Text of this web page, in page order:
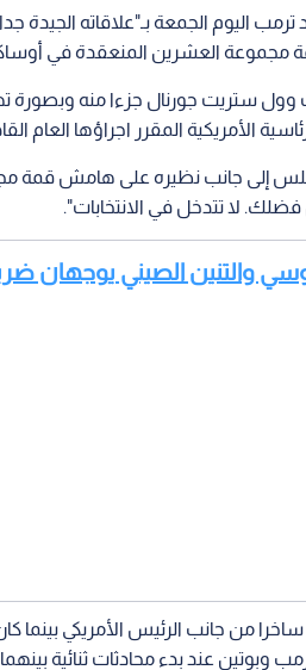
ترمب اليوم الجمعة بـ"علاقاته الجيدة
العشرين المنعقدة في أوساكا
ستريت جورنال جزءا منه وبصورة
الأمريكية المقرر اجراؤها العام
إلى جانب نظيره على هامش قمة
فضلك. لا تتدخل في الانتخابات".
والتنين الصيني يوجهان
ساخرا من جانب الرئيس الأمريكي
وبوتين عند بدء محادثات ثنائية